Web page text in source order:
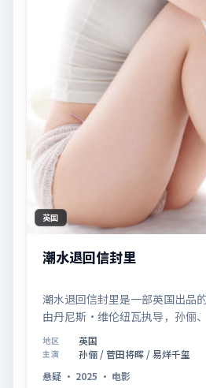
英国
潮水退回信封里
潮水退回信封里是一部英国出品
由丹尼斯·维伦纽瓦执导，孙俪
等联合主演，于2025年07月02日
绕「记忆拼图里的真相碎片」展
而富有张力，节奏起伏得当，人
地区 英国
主演
孙俪 / 菅田将晖 / 易烊千玺
悬疑 · 2025 · 电影